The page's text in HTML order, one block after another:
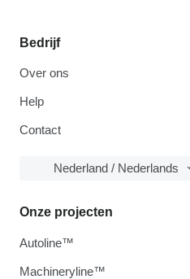
Bedrijf
Over ons
Help
Contact
Nederland / Nederlands
Onze projecten
Autoline™
Machineryline™